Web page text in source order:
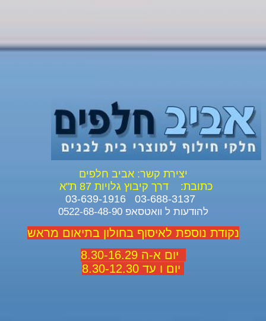
יצירת קשר: אביב חלפים
כתובת:
דרך קיבוץ גלויות 87 ת"א
להודעות ל וואטסאפ 0522-68-48-90
נקודת נוספת לאיסוף בחולון בתיאום מראש
יום א-ה 8.30-16.29
יום ו עד 8.30-12.30